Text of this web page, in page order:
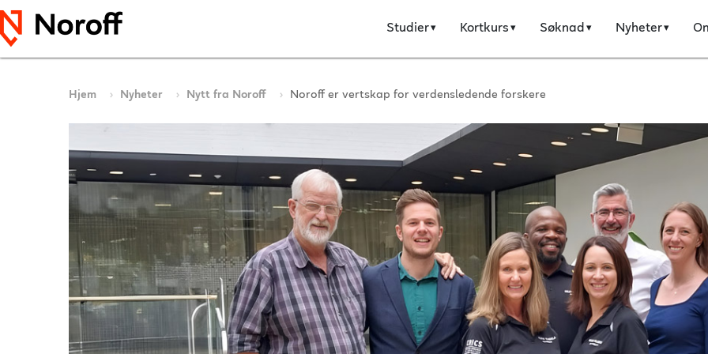
Studier Kortkurs Søknad Nyheter
Hjem Nyheter Nytt fra Noroff Noroff er vertskap for verdensledende forskere